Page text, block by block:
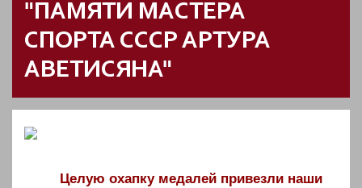
"ПАМЯТИ МАСТЕРА
СПОРТА СССР АРТУРА
АВЕТИСЯНА"
Целую охапку медалей привезли наши